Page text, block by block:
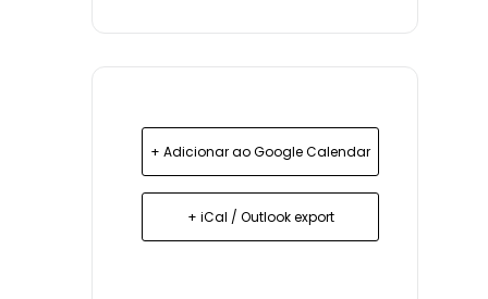
+ Adicionar ao Google Calendar
+ iCal / Outlook export